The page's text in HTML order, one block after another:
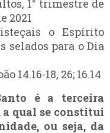
1° trimestre de
2021
o Espírito
selados para o Dia
14.16-18, 26; 16.14
é a terceira
a qual se constitui
ou seja, da